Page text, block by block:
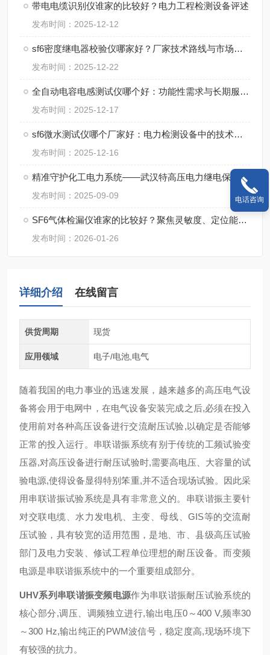
带电电缆识别仪谁家的比较好？电力工程检测设备评述
发布时间：2025-12-12
sf6密度继电器校验仪哪家好？厂家技术路线与市场定位的综合比较分析
发布时间：2025-12-22
全自动电容电感测试仪哪个好：功能性需求与长期服务的平衡点
发布时间：2025-12-17
sf6微水测试仪哪个厂家好：电力检测设备中的技术演进与市场应用
发布时间：2025-12-16
精准守护化工电力系统——武汉特高压电力继电保护装置试验仪获用户广泛认可
发布时间：2025-09-09
SF6气体检漏仪谁家的比较好？聚焦灵敏度、定位能力与现场适用性
发布时间：2026-01-26
详细介绍 在线留言
供货周期 现货
应用领域 电子/电池,电气
随着我国的电力事业的迅速发展，越来越多的高压电气设
备将会用于电网中，在电气设备安装完成之后,必须在投入
使用前对各种高压设备进行交流耐压试验,以确定是否能够
正常的投入运行。串联谐振系统有别于传统的工频试验变
压器,对高压设备进行耐压试验时,需要高电压、大容量的试
验电源,使得设备显得特别笨重,并不适合现场试验。因此采
用串联谐振试验系统是具有非常意义的。串联谐振主要针
对交联电缆、水力发电机、主变、母线、GIS等的交流耐
压试验，具有较宽的适用范围，是地、市、县级高压试验
部门及电力安装、修试工程单位理想的耐压设备。而变频
电源是串联谐振系统中的一个重要组成部分。
UHV系列串联谐振变频电源作为串联谐振耐压试验系统的
核心部分,调压、调频独立进行,输出电压0～400 V,频率30
～300 Hz,输出纯正的PWM波信号，稳定度高,现场环境下
有较强的抗力。
电话咨询